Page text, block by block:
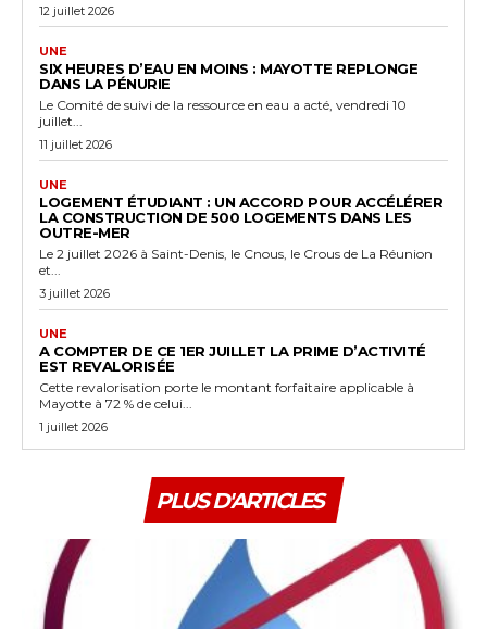
12 juillet 2026
UNE
SIX HEURES D’EAU EN MOINS : MAYOTTE REPLONGE
DANS LA PÉNURIE
Le Comité de suivi de la ressource en eau a acté, vendredi 10
juillet...
11 juillet 2026
UNE
LOGEMENT ÉTUDIANT : UN ACCORD POUR ACCÉLÉRER
LA CONSTRUCTION DE 500 LOGEMENTS DANS LES
OUTRE-MER
Le 2 juillet 2026 à Saint-Denis, le Cnous, le Crous de La Réunion
et...
3 juillet 2026
UNE
A COMPTER DE CE 1ER JUILLET LA PRIME D’ACTIVITÉ
EST REVALORISÉE
Cette revalorisation porte le montant forfaitaire applicable à
Mayotte à 72 % de celui...
1 juillet 2026
PLUS D'ARTICLES